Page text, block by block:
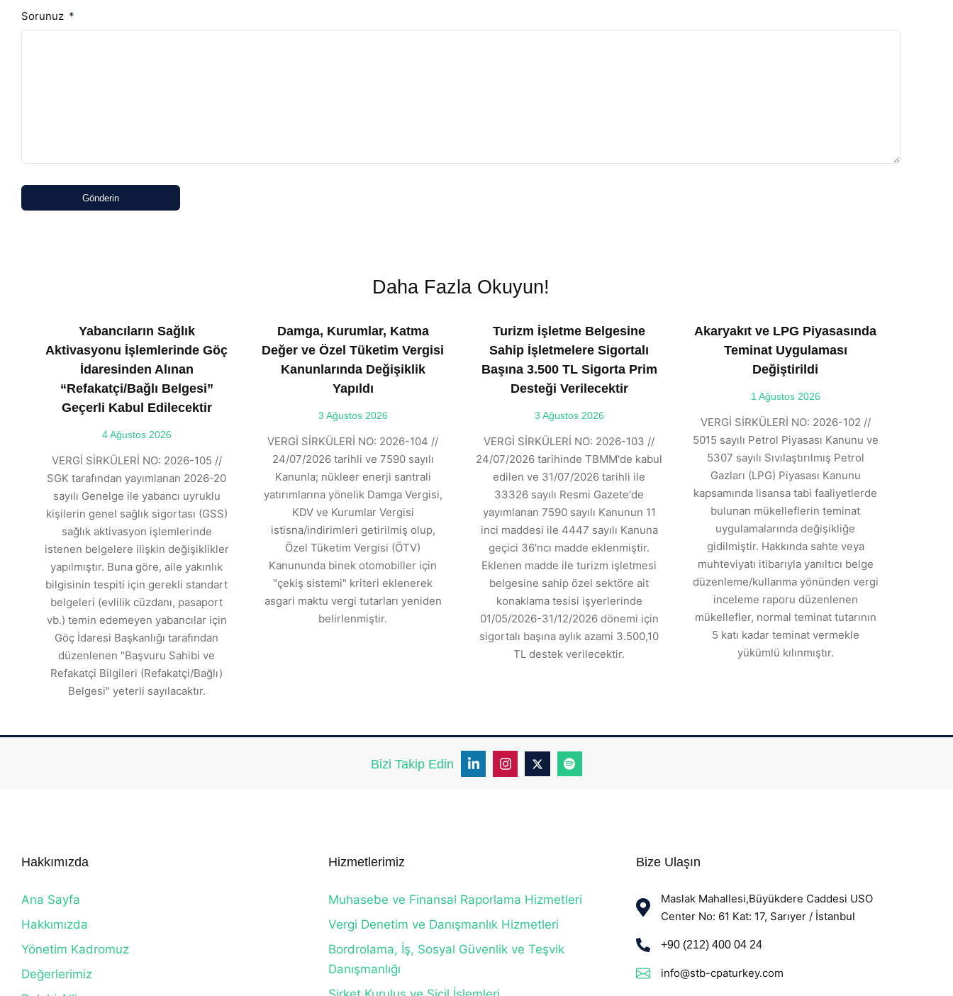
Sorunuz
Gönderin
Daha Fazla Okuyun!
Yabancıların Sağlık
Aktivasyonu İşlemlerinde Göç
İdaresinden Alınan
“Refakatçi/Bağlı Belgesi”
Geçerli Kabul Edilecektir
4 Ağustos 2026
VERGİ SİRKÜLERİ NO: 2026-105 //
SGK tarafından yayımlanan 2026-20
sayılı Genelge ile yabancı uyruklu
kişilerin genel sağlık sigortası (GSS)
sağlık aktivasyon işlemlerinde
istenen belgelere ilişkin değişiklikler
yapılmıştır. Buna göre, aile yakınlık
bilgisinin tespiti için gerekli standart
belgeleri (evlilik cüzdanı, pasaport
vb.) temin edemeyen yabancılar için
Göç İdaresi Başkanlığı tarafından
düzenlenen "Başvuru Sahibi ve
Refakatçi Bilgileri (Refakatçi/Bağlı)
Belgesi" yeterli sayılacaktır.
Damga, Kurumlar, Katma
Değer ve Özel Tüketim Vergisi
Kanunlarında Değişiklik
Yapıldı
3 Ağustos 2026
VERGİ SİRKÜLERİ NO: 2026-104 //
24/07/2026 tarihli ve 7590 sayılı
Kanunla; nükleer enerji santrali
yatırımlarına yönelik Damga Vergisi,
KDV ve Kurumlar Vergisi
istisna/indirimleri getirilmiş olup,
Özel Tüketim Vergisi (ÖTV)
Kanununda binek otomobiller için
"çekiş sistemi" kriteri eklenerek
asgari maktu vergi tutarları yeniden
belirlenmiştir.
Turizm İşletme Belgesine
Sahip İşletmelere Sigortalı
Başına 3.500 TL Sigorta Prim
Desteği Verilecektir
3 Ağustos 2026
VERGİ SİRKÜLERİ NO: 2026-103 //
24/07/2026 tarihinde TBMM'de kabul
edilen ve 31/07/2026 tarihli ile
33326 sayılı Resmi Gazete'de
yayımlanan 7590 sayılı Kanunun 11
inci maddesi ile 4447 sayılı Kanuna
geçici 36'ncı madde eklenmiştir.
Eklenen madde ile turizm işletmesi
belgesine sahip özel sektöre ait
konaklama tesisi işyerlerinde
01/05/2026-31/12/2026 dönemi için
sigortalı başına aylık azami 3.500,10
TL destek verilecektir.
Akaryakıt ve LPG Piyasasında
Teminat Uygulaması
Değiştirildi
1 Ağustos 2026
VERGİ SİRKÜLERİ NO: 2026-102 //
5015 sayılı Petrol Piyasası Kanunu ve
5307 sayılı Sıvılaştırılmış Petrol
Gazları (LPG) Piyasası Kanunu
kapsamında lisansa tabi faaliyetlerde
bulunan mükelleflerin teminat
uygulamalarında değişikliğe
gidilmiştir. Hakkında sahte veya
muhteviyatı itibarıyla yanıltıcı belge
düzenleme/kullanma yönünden vergi
inceleme raporu düzenlenen
mükellefler, normal teminat tutarının
5 katı kadar teminat vermekle
yükümlü kılınmıştır.
Bizi Takip Edin
Hakkımızda
Ana Sayfa
Hakkımızda
Yönetim Kadromuz
Değerlerimiz
Hizmetlerimiz
Muhasebe ve Finansal Raporlama Hizmetleri
Vergi Denetim ve Danışmanlık Hizmetleri
Bordrolama, İş, Sosyal Güvenlik ve Teşvik
Danışmanlığı
Bize Ulaşın
Maslak Mahallesi,Büyükdere Caddesi USO
Center No: 61 Kat: 17, Sarıyer / İstanbul
+90 (212) 400 04 24
info@stb-cpaturkey.com